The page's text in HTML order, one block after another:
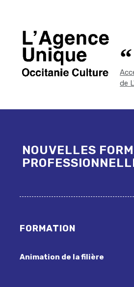
de
NOUVELLES
FORMATION
Animation de la filière